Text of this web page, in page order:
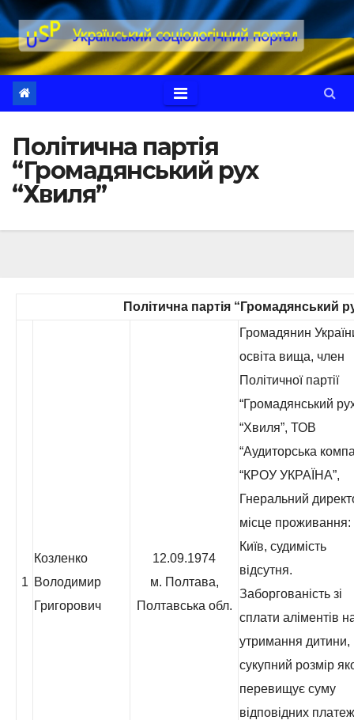
Перейти
до
вмісту
Політична партія
“Громадянський рух
“Хвиля”
Політична партія “Громадянський
1
Козленко
Володимир
Григорович
12.09.1974
м. Полтава,
Полтавська обл.
Громадянин
освіта вища, член
Політичної партії
“Громадянський
“Хвиля”, ТОВ
“Аудиторська
“КРОУ УКРАЇНА”,
Гнеральний
місце
Київ, судимість
відсутня.
Заборгованість зі
сплати аліментів
утримання дитини,
сукупний розмір
перевищує суму
відповідних